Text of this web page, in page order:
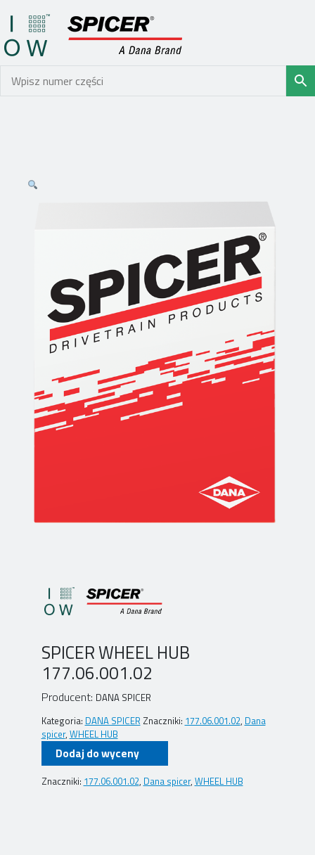
SPICER WHEEL HUB
177.06.001.02
Producent: DANA SPICER
Kategoria: DANA SPICER Znaczniki: 177.06.001.02, Dana
spicer, WHEEL HUB
Dodaj do wyceny
Znaczniki: 177.06.001.02, Dana spicer, WHEEL HUB